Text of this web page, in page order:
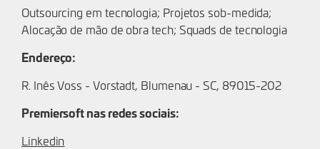
Outsourcing em tecnologia; Projetos sob-medida;
Alocação de mão de obra tech; Squads de tecnologia
Endereço:
R. Inês Voss - Vorstadt, Blumenau - SC, 89015-202
Premiersoft nas redes sociais:
Linkedin